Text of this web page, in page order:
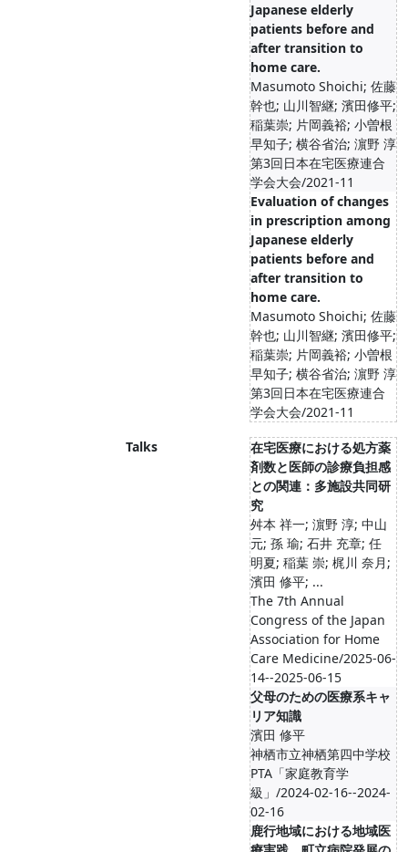
Japanese elderly
patients before and
after transition to
home care.
Masumoto Shoichi; 佐藤
幹也; 山川智継; 濱田修平;
稲葉崇; 片岡義裕; 小曽根
早知子; 横谷省治; 濵野 淳
第3回日本在宅医療連合
学会大会/2021-11
Evaluation of changes
in prescription among
Japanese elderly
patients before and
after transition to
home care.
Masumoto Shoichi; 佐藤
幹也; 山川智継; 濱田修平;
稲葉崇; 片岡義裕; 小曽根
早知子; 横谷省治; 濵野 淳
第3回日本在宅医療連合
学会大会/2021-11
Talks
在宅医療における処方薬
剤数と医師の診療負担感
との関連：多施設共同研
究
舛本 祥一; 濵野 淳; 中山
元; 孫 瑜; 石井 充章; 任
明夏; 稲葉 崇; 梶川 奈月;
濱田 修平; ...
The 7th Annual
Congress of the Japan
Association for Home
Care Medicine/2025-06-
14--2025-06-15
父母のための医療系キャ
リア知識
濱田 修平
神栖市立神栖第四中学校
PTA「家庭教育学
級」/2024-02-16--2024-
02-16
鹿行地域における地域医